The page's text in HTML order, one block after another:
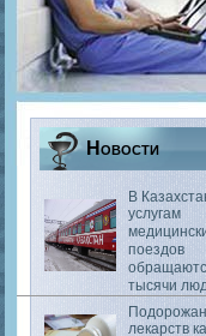
Новости
В
услугам
поездов
тысячи
лекарств